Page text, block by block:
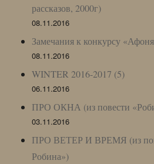
рассказов, 2000г)
08.11.2016
Замечания к конкурсу
08.11.2016
WINTER 2016-2017 (5)
06.11.2016
ПРО ОКНА (из повести
03.11.2016
ПРО ВЕТЕР И ВРЕМЯ (из
Робина»)